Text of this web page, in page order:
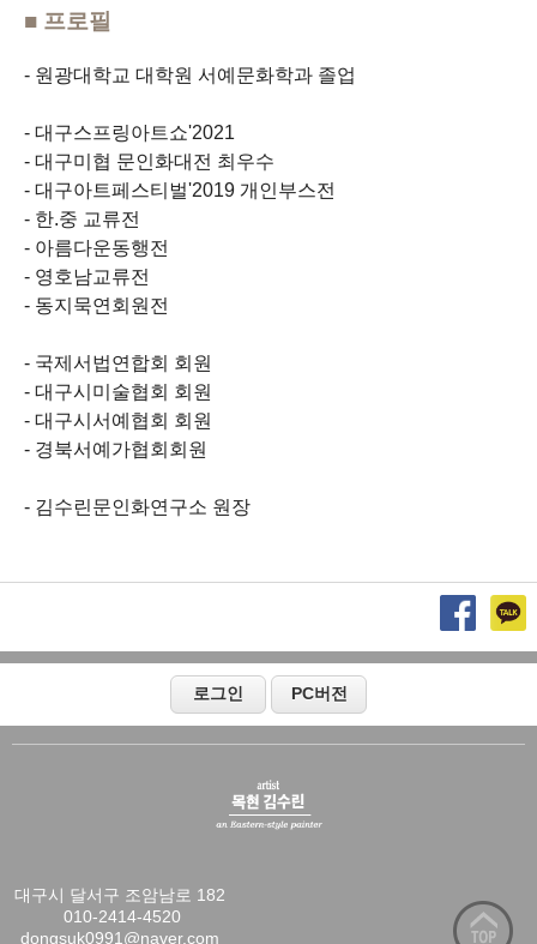
■ 프로필
원광대학교 대학원 서예문화학과 졸업
대구스프링아트쇼'2021
대구미협 문인화대전 최우수
대구아트페스티벌'2019 개인부스전
한.중 교류전
아름다운동행전
영호남교류전
동지묵연회원전
국제서법연합회 회원
대구시미술협회 회원
대구시서예협회 회원
경북서예가협회회원
김수린문인화연구소 원장
대구시 달서구 조암남로 182
dongsuk0991@naver.com